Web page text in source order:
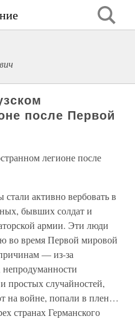
после Первой
легионе после
активно вербовать в
бывших солдат и
армии. Эти люди
во время Первой мировой
— из-за
простых случайностей,
на войне, попали в плен…
странах Германского